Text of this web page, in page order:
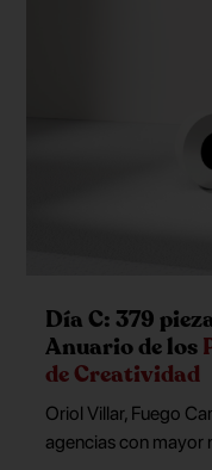
Día C: 379
Anuario de los
de Creatividad
Oriol Villar, Fuego
agencias con mayor